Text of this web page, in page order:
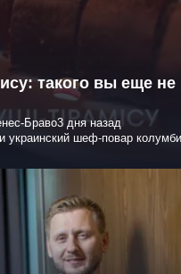
такого вы еще не
Браво3 дня назад
украинский шеф-повар